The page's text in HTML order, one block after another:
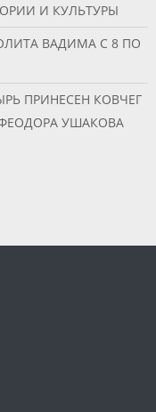
И КУЛЬТУРЫ
ВАДИМА С 8 ПО
ПРИНЕСЕН КОВЧЕГ
УШАКОВА